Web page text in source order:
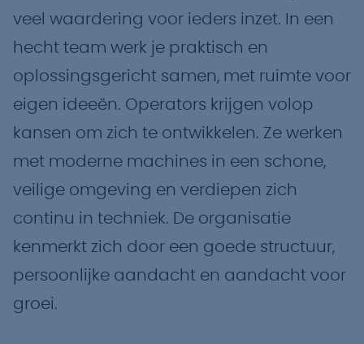
veel waardering voor ieders inzet. In een
hecht team werk je praktisch en
oplossingsgericht samen, met ruimte voor
eigen ideeën. Operators krijgen volop
kansen om zich te ontwikkelen. Ze werken
met moderne machines in een schone,
veilige omgeving en verdiepen zich
continu in techniek. De organisatie
kenmerkt zich door een goede structuur,
persoonlijke aandacht en aandacht voor
groei.